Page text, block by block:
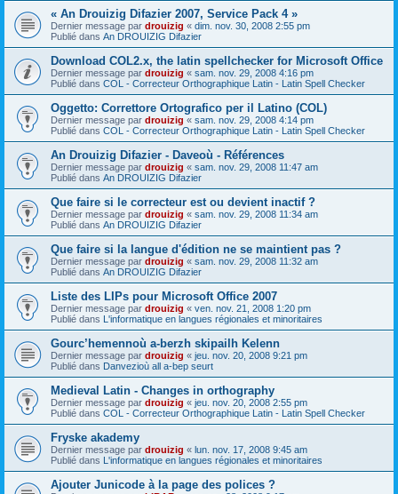
« An Drouizig Difazier 2007, Service Pack 4 »
Dernier message par drouizig « dim. nov. 30, 2008 2:55 pm
Publié dans An DROUIZIG Difazier
Download COL2.x, the latin spellchecker for Microsoft Office
Dernier message par drouizig « sam. nov. 29, 2008 4:16 pm
Publié dans COL - Correcteur Orthographique Latin - Latin Spell Checker
Oggetto: Correttore Ortografico per il Latino (COL)
Dernier message par drouizig « sam. nov. 29, 2008 4:14 pm
Publié dans COL - Correcteur Orthographique Latin - Latin Spell Checker
An Drouizig Difazier - Daveoù - Références
Dernier message par drouizig « sam. nov. 29, 2008 11:47 am
Publié dans An DROUIZIG Difazier
Que faire si le correcteur est ou devient inactif ?
Dernier message par drouizig « sam. nov. 29, 2008 11:34 am
Publié dans An DROUIZIG Difazier
Que faire si la langue d'édition ne se maintient pas ?
Dernier message par drouizig « sam. nov. 29, 2008 11:32 am
Publié dans An DROUIZIG Difazier
Liste des LIPs pour Microsoft Office 2007
Dernier message par drouizig « ven. nov. 21, 2008 1:20 pm
Publié dans L'informatique en langues régionales et minoritaires
Gourc’hemennoù a-berzh skipailh Kelenn
Dernier message par drouizig « jeu. nov. 20, 2008 9:21 pm
Publié dans Danvezioù all a-bep seurt
Medieval Latin - Changes in orthography
Dernier message par drouizig « jeu. nov. 20, 2008 2:55 pm
Publié dans COL - Correcteur Orthographique Latin - Latin Spell Checker
Fryske akademy
Dernier message par drouizig « lun. nov. 17, 2008 9:45 am
Publié dans L'informatique en langues régionales et minoritaires
Ajouter Junicode à la page des polices ?